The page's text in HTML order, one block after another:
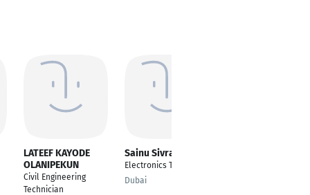
LATEEF KAYODE
OLANIPEKUN
Civil Engineering
Technician
Sainu Sivraman
Electronics Technician
Dubai